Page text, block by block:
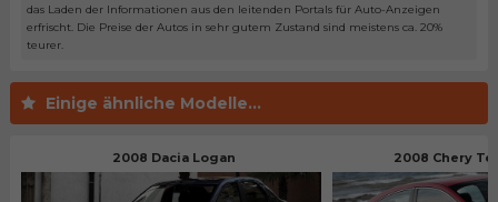
das Laden der Informationen aus den leitenden Portals für Auto-Anzeigen
erfrischt. Die Preise der Autos in sehr gutem Zustand sind meistens ca. 20%
teurer.
Einige ähnliche Modelle...
2008 Dacia Logan 2008 Chery